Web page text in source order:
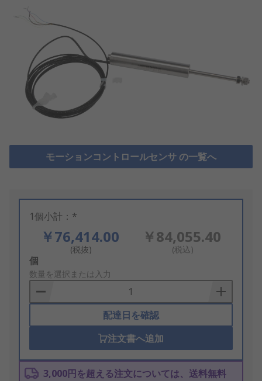
モーションコントロールセンサ の一覧へ
1個小計：*
￥76,414.00
(税抜)
￥84,055.40
(税込)
Add
to
Basket
個
数量を選択または入力
配達日を確認
注文書へ追加
3,000円を超える注文については、送料無料